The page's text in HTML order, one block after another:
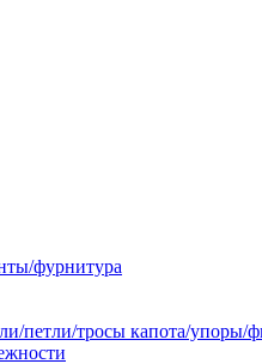
фурнитура
петли/тросы капота/упоры/